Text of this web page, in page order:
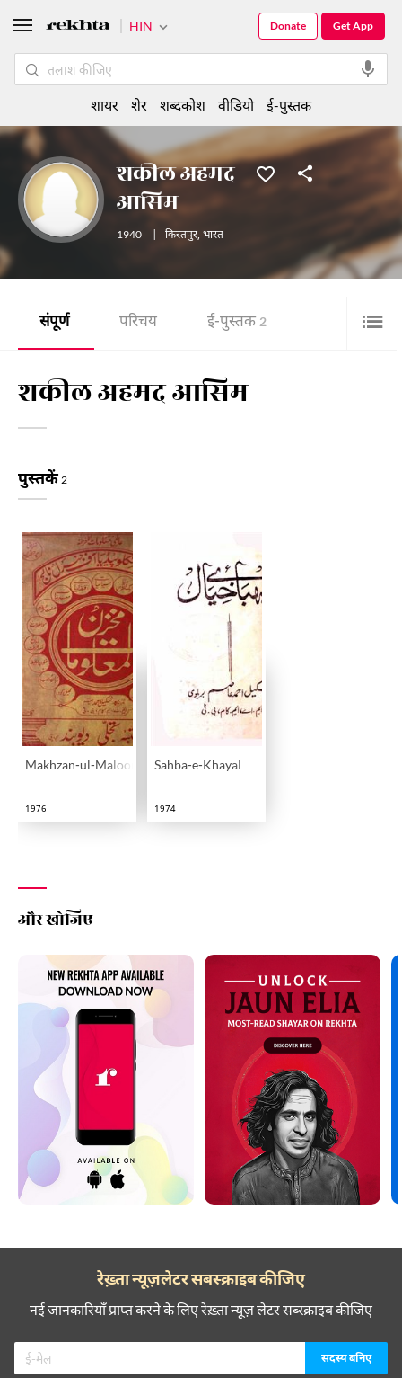
शकील अहमद
आसिम
1940 किरतपुर, भारत
संपूर्ण परिचय ई-पुस्तक 2
शकील अहमद आसिम
पुस्तकें 2
Makhzan-ul-Maloomat
1976
Sahba-e-Khayal
1974
और खोजिए
HIN Get App
Donate
शायर शेर शब्दकोश वीडियो ई-पुस्तक
रेख़्ता न्यूज़लेटर सबस्क्राइब कीजिए
नई जानकारियाँ प्राप्त करने के लिए रेख़्ता न्यूज़ लेटर सब्स्क्राइब कीजिए